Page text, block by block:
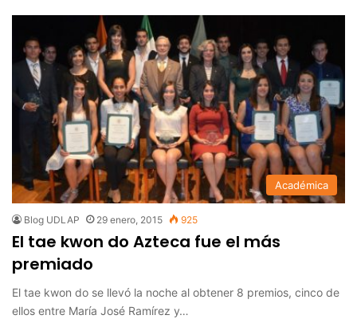
Académica
Blog UDLAP 29 enero, 2015 925
El tae kwon do Azteca fue el más
premiado
El tae kwon do se llevó la noche al obtener 8 premios, cinco de
ellos entre María José Ramírez y…